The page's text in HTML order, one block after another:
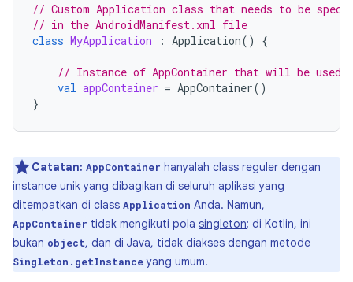
// Custom Application class that needs to be
// in the AndroidManifest.xml file
class MyApplication : Application() {
// Instance of AppContainer that will be
val appContainer = AppContainer()
}
Catatan: AppContainer hanyalah class reguler dengan
instance unik yang dibagikan di seluruh aplikasi yang
ditempatkan di class Application Anda. Namun,
AppContainer tidak mengikuti pola singleton; di Kotlin, ini
bukan object, dan di Java, tidak diakses dengan metode
Singleton.getInstanceyang umum.